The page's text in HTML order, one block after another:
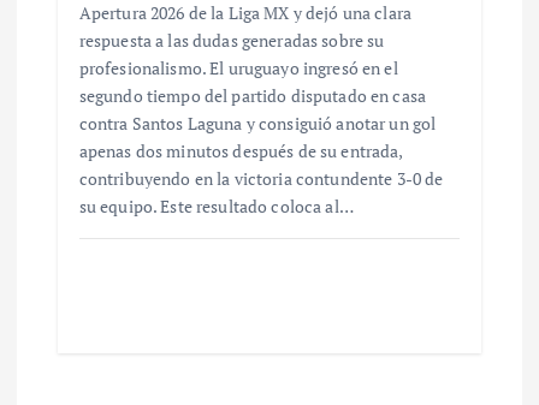
Apertura 2026 de la Liga MX y dejó una clara
respuesta a las dudas generadas sobre su
profesionalismo. El uruguayo ingresó en el
segundo tiempo del partido disputado en casa
contra Santos Laguna y consiguió anotar un gol
apenas dos minutos después de su entrada,
contribuyendo en la victoria contundente 3-0 de
su equipo. Este resultado coloca al…